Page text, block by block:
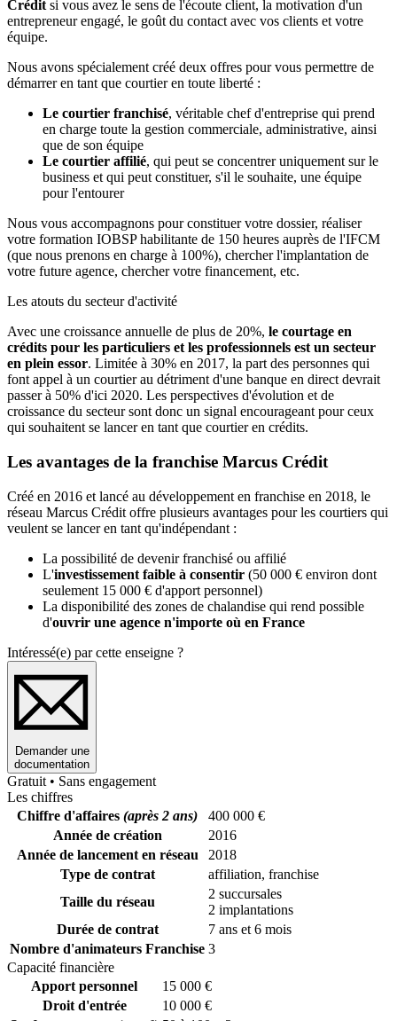
Crédit si vous avez le sens de l'écoute client, la motivation d'un
entrepreneur engagé, le goût du contact avec vos clients et votre
équipe.
Nous avons spécialement créé deux offres pour vous permettre de
démarrer en tant que courtier en toute liberté :
Le courtier franchisé, véritable chef d'entreprise qui prend
en charge toute la gestion commerciale, administrative, ainsi
que de son équipe
Le courtier affilié, qui peut se concentrer uniquement sur le
business et qui peut constituer, s'il le souhaite, une équipe
pour l'entourer
Nous vous accompagnons pour constituer votre dossier, réaliser
votre formation IOBSP habilitante de 150 heures auprès de l'IFCM
(que nous prenons en charge à 100%), chercher l'implantation de
votre future agence, chercher votre financement, etc.
Les atouts du secteur d'activité
Avec une croissance annuelle de plus de 20%, le courtage en
crédits pour les particuliers et les professionnels est un secteur
en plein essor. Limitée à 30% en 2017, la part des personnes qui
font appel à un courtier au détriment d'une banque en direct devrait
passer à 50% d'ici 2020. Les perspectives d'évolution et de
croissance du secteur sont donc un signal encourageant pour ceux
qui souhaitent se lancer en tant que courtier en crédits.
Les avantages de la franchise Marcus Crédit
Créé en 2016 et lancé au développement en franchise en 2018, le
réseau Marcus Crédit offre plusieurs avantages pour les courtiers qui
veulent se lancer en tant qu'indépendant :
La possibilité de devenir franchisé ou affilié
L'investissement faible à consentir (50 000 € environ dont
seulement 15 000 € d'apport personnel)
La disponibilité des zones de chalandise qui rend possible
d'ouvrir une agence n'importe où en France
Intéressé(e) par cette enseigne ?
Demander une
documentation
Gratuit • Sans engagement
Les chiffres
Chiffre d'affaires (après 2 ans)
400 000 €
Année de création
2016
Année de lancement en réseau
2018
Type de contrat
affiliation, franchise
Taille du réseau
2 succursales
2 implantations
Durée de contrat
7 ans et 6 mois
Nombre d'animateurs Franchise 3
Capacité financière
Apport personnel
15 000 €
Droit d'entrée
10 000 €